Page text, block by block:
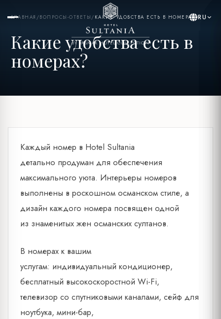
BY YASMAK HOTEL COLLECTION
RU
ГЛАВНАЯ /ВОПРОСЫ-ОТВЕТЫ / КАКИЕ УДОБСТВА ЕСТЬ В НОМЕРАХ?
Какие удобства есть в
номерах?
Каждый номер в Hotel Sultania
детально продуман для обеспечения
максимального уюта. Интерьеры номеров
выполнены в роскошном османском стиле, а
дизайн каждого номера посвящен одной
из знаменитых жен османских султанов.
В номерах к вашим
услугам: индивидуальный кондиционер,
бесплатный высокоскоростной Wi-Fi,
телевизор со спутниковыми каналами, сейф для
ноутбука, мини-бар,